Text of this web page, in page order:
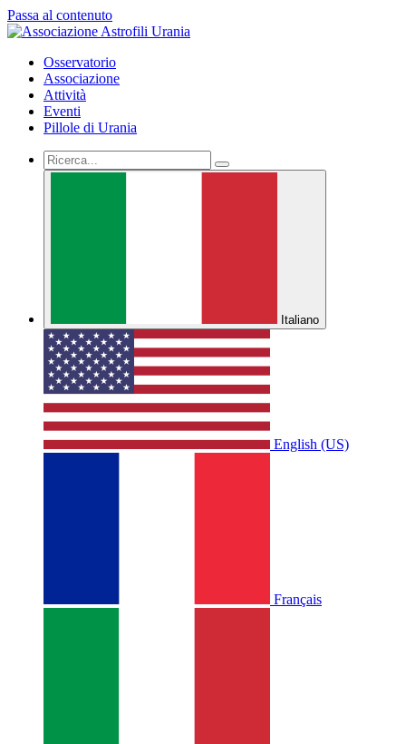
Passa al contenuto
Osservatorio
Associazione
Attività
Eventi
Pillole di Urania
Italiano
English (US)
Français